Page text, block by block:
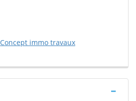
Concept immo travaux